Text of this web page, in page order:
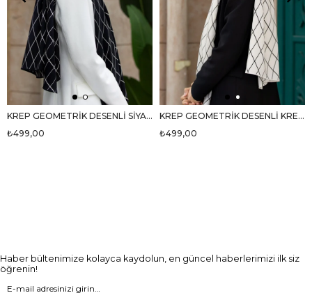
KREP GEOMETRİK DESENLİ SİYAH RENKLİ 75X195 KIRIŞMAZ ŞAL
₺499,00
KREP GEOMETRİK DESENLİ KREM RENKLİ 75X195 KIRIŞMAZ ŞAL
₺499,00
Haber bültenimize kolayca kaydolun, en güncel haberlerimizi ilk siz
öğrenin!